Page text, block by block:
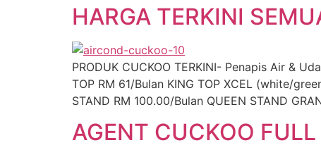
HARGA TERKINI
PRODUK CUCKOO TERKINI- Penapis Air &
TOP RM 61/Bulan KING TOP XCEL (white/
STAND RM 100.00/Bulan QUEEN STAND
AGENT CUCKOO